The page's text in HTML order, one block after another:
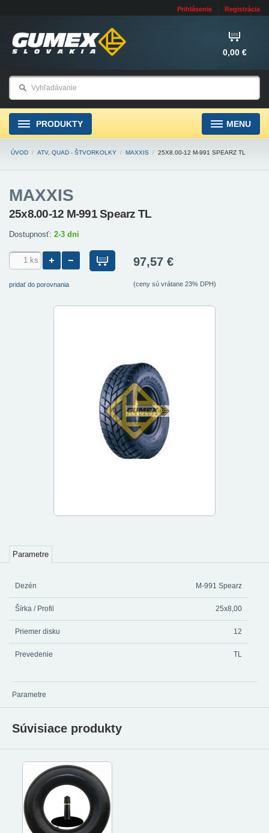
Prihlásenie Registrácia
0,00 €
PRODUKTY MENU
ÚVOD / ATV, QUAD - ŠTVORKOLKY / MAXXIS / 25X8.00-12 M-991 SPEARZ TL
MAXXIS
25x8.00-12 M-991 Spearz TL
Dostupnosť: 2-3 dni
pridať do porovnania
97,57 €
(ceny sú vrátane 23% DPH)
Parametre
Dezén M-991 Spearz
Šírka / Profil 25x8,00
Priemer disku 12
Prevedenie TL
Parametre
Súvisiace produkty